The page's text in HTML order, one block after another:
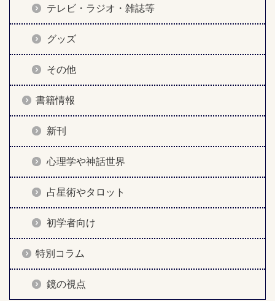
テレビ・ラジオ・雑誌等
グッズ
その他
書籍情報
新刊
心理学や神話世界
占星術やタロット
初学者向け
特別コラム
鏡の視点